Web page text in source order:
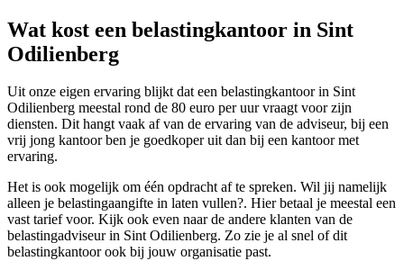
Wat kost een belastingkantoor in Sint
Odilienberg
Uit onze eigen ervaring blijkt dat een belastingkantoor in Sint
Odilienberg meestal rond de 80 euro per uur vraagt voor zijn
diensten. Dit hangt vaak af van de ervaring van de adviseur, bij een
vrij jong kantoor ben je goedkoper uit dan bij een kantoor met
ervaring.
Het is ook mogelijk om één opdracht af te spreken. Wil jij namelijk
alleen je belastingaangifte in laten vullen?. Hier betaal je meestal een
vast tarief voor. Kijk ook even naar de andere klanten van de
belastingadviseur in Sint Odilienberg. Zo zie je al snel of dit
belastingkantoor ook bij jouw organisatie past.